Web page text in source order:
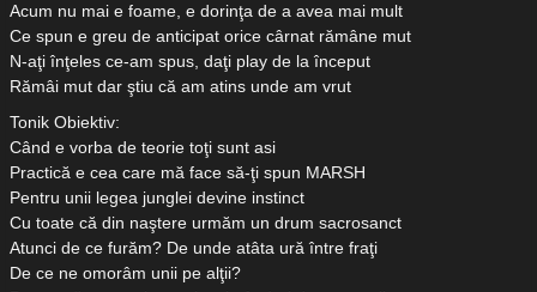
Acum nu mai e foame, e dorinţa de a avea mai mult
Ce spun e greu de anticipat orice cârnat rămâne mut
N-aţi înţeles ce-am spus, daţi play de la început
Rămâi mut dar ştiu că am atins unde am vrut
Tonik Obiektiv:
Când e vorba de teorie toţi sunt asi
Practică e cea care mă face să-ţi spun MARSH
Pentru unii legea junglei devine instinct
Cu toate că din naştere urmăm un drum sacrosanct
Atunci de ce furăm? De unde atâta ură între fraţi
De ce ne omorâm unii pe alţii?